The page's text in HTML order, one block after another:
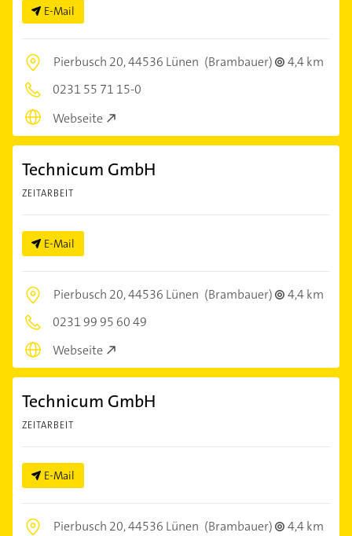
E-Mail
Pierbusch 20,44536 Lünen (Brambauer)
4,4 km
0231 55 71 15-0
Webseite
Technicum GmbH
ZEITARBEIT
E-Mail
Pierbusch 20,44536 Lünen (Brambauer)
4,4 km
0231 99 95 60 49
Webseite
Technicum GmbH
ZEITARBEIT
E-Mail
Pierbusch 20,44536 Lünen (Brambauer) 4,4 km